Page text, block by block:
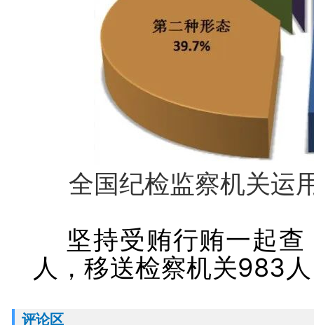
全国纪检监察机关运
坚持受贿行贿一起查
人，移送检察机关983
评论区